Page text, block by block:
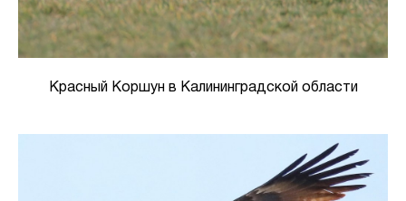
Красный Коршун в Калининградской области